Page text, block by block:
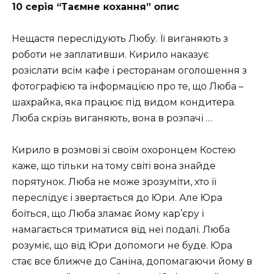
10 серія “Таємне кохання” опис
Нещастя переслідують Любу. Її виганяють з
роботи не заплативши. Кирило наказує
розіслати всім кафе і ресторанам оголошення з
фотографією та інформацією про те, що Люба –
шахрайка, яка працює під видом кондитера.
Люба скрізь виганяють, вона в розпачі …
Кирило в розмові зі своїм охоронцем Костею
каже, що тільки на тому світі вона знайде
порятунок. Люба не може зрозуміти, хто її
переслідує і звертається до Юри. Але Юра
боїться, що Люба зламає йому кар’єру і
намагається триматися від неї подалі. Люба
розуміє, що від Юри допомоги не буде. Юра
стає все ближче до Саніна, допомагаючи йому в